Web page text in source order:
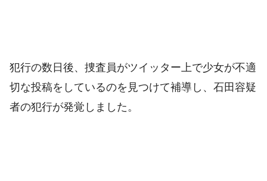
犯行の数日後、捜査員がツイッター上で少女が不適
切な投稿をしているのを見つけて補導し、石田容疑
者の犯行が発覚しました。